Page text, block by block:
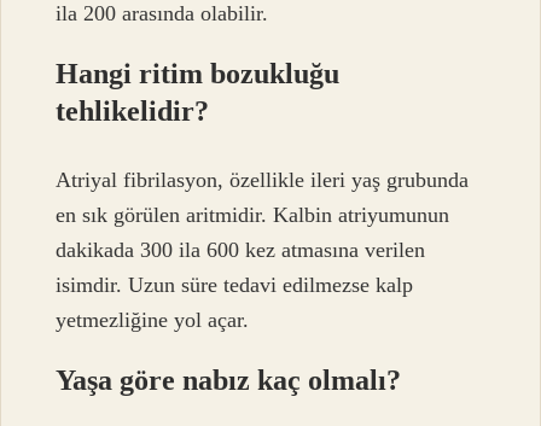
ila 200 arasında olabilir.
Hangi ritim bozukluğu
tehlikelidir?
Atriyal fibrilasyon, özellikle ileri yaş grubunda
en sık görülen aritmidir. Kalbin atriyumunun
dakikada 300 ila 600 kez atmasına verilen
isimdir. Uzun süre tedavi edilmezse kalp
yetmezliğine yol açar.
Yaşa göre nabız kaç olmalı?